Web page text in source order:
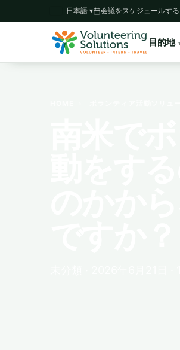
日本語 ▾ 会議をスケジュールする
目的地